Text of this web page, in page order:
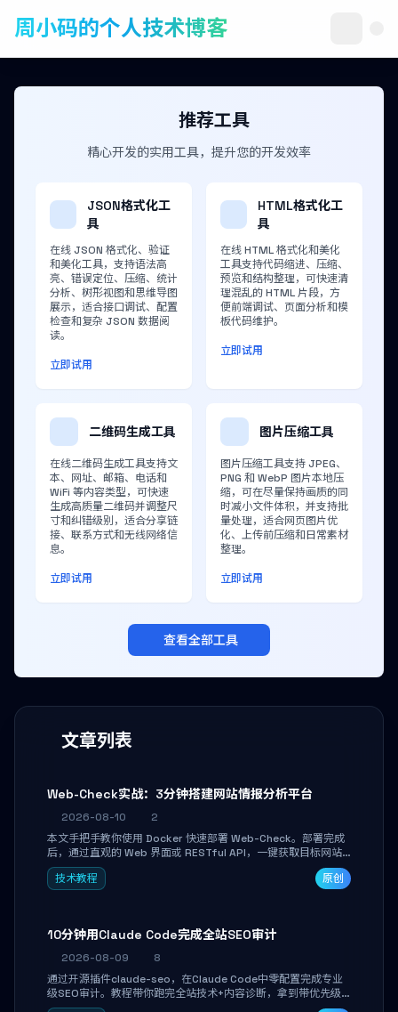
周小码的个人技术博客
文章列表
Web-Check实战：3分钟搭建网站情报分析平台
2026-08-10
2
本文手把手教你使用 Docker 快速部署 Web-Check。部署完成
后，通过直观的 Web 界面或 RESTful API，一键获取目标网站
的 IP、SSL 证书、DNS 记录、开放端口、技术栈及安全配置，助
你高效完成安全信息收集、资产自查与自动化巡检集成。
技术教程 原创
10分钟用Claude Code完成全站SEO审计
2026-08-09
8
通过开源插件claude-seo，在Claude Code中零配置完成专业
级SEO审计。教程带你跑完全站技术+内容诊断，拿到带优先级
和验证方法的可执行修复清单，适合独立开发者、SEO从业者和
推荐工具
精心开发的实用工具，提升您的开发效率
JSON格式化工
具
在线 JSON 格式化、验证
和美化工具，支持语法高
亮、错误定位、压缩、统计
分析、树形视图和思维导图
展示，适合接口调试、配置
检查和复杂 JSON 数据阅
读。
立即试用
HTML格式化工
具
在线 HTML 格式化和美化
工具支持代码缩进、压缩、
预览和结构整理，可快速清
理混乱的 HTML 片段，方
便前端调试、页面分析和模
板代码维护。
立即试用
二维码生成工具
在线二维码生成工具支持文
本、网址、邮箱、电话和
WiFi 等内容类型，可快速
生成高质量二维码并调整尺
寸和纠错级别，适合分享链
接、联系方式和无线网络信
息。
立即试用
图片压缩工具
图片压缩工具支持 JPEG、
PNG 和 WebP 图片本地压
缩，可在尽量保持画质的同
时减小文件体积，并支持批
量处理，适合网页图片优
化、上传前压缩和日常素材
整理。
立即试用
查看全部工具